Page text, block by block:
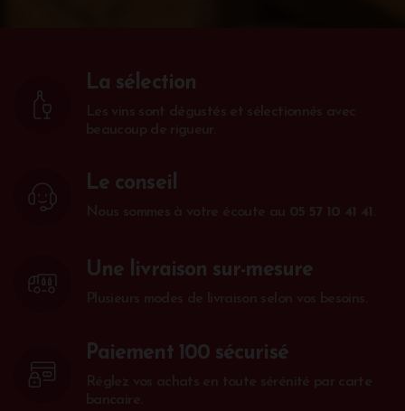
La sélection
Le conseil
Une livraison sur-mesure
Paiement 100 sécurisé